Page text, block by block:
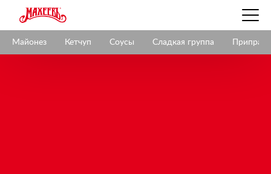
Майонез Кетчуп Соусы Сладкая группа
Майонез